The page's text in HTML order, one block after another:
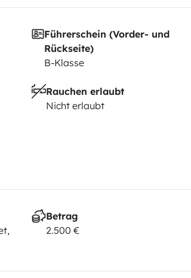
Au plaisir de vous
Führerschein (Vorder- und
Rückseite)
B-Klasse
Rauchen erlaubt
Nicht erlaubt
Betrag
2.500 €